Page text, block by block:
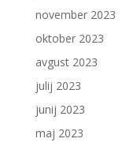
november 2023
oktober 2023
avgust 2023
julij 2023
junij 2023
maj 2023